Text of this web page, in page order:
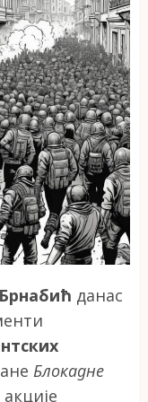
данас
Блокадне